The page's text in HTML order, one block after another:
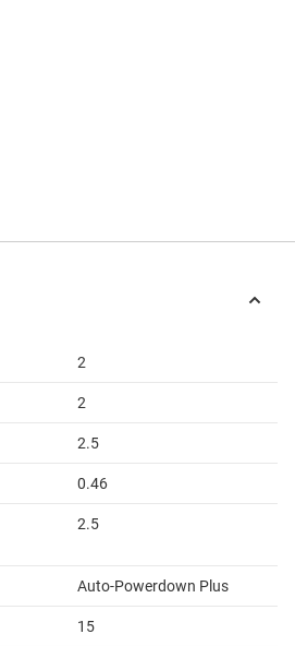
2
2
2.5
0.46
2.5
Auto-Powerdown Plus
15